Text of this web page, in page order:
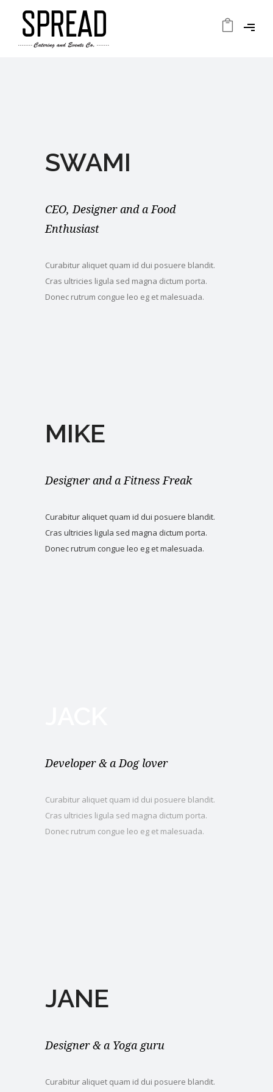
SWAMI
CEO, Designer and a Food
Enthusiast
Curabitur aliquet quam id dui posuere blandit.
Cras ultricies ligula sed magna dictum porta.
Donec rutrum congue leo eg et malesuada.
MIKE
Designer and a Fitness Freak
Curabitur aliquet quam id dui posuere blandit.
Cras ultricies ligula sed magna dictum porta.
Donec rutrum congue leo eg et malesuada.
Developer & a Dog lover
Curabitur aliquet quam id dui posuere blandit.
Cras ultricies ligula sed magna dictum porta.
Donec rutrum congue leo eg et malesuada.
JANE
Designer & a Yoga guru
Curabitur aliquet quam id dui posuere blandit.